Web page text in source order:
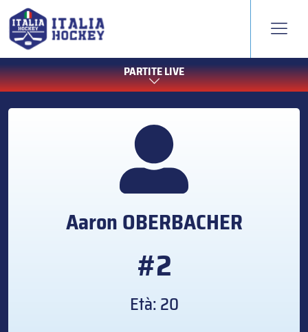
PARTITE LIVE
AaronOBERBACHER
#2
Età: 20